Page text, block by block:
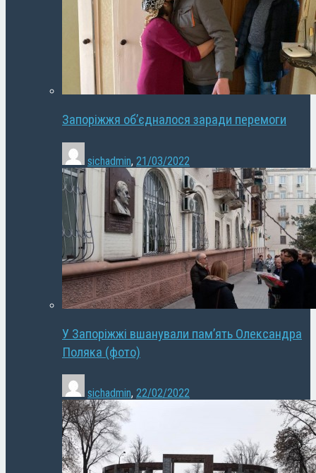
Запоріжжя об’єдналося заради перемоги
sichadmin, 21/03/2022
У Запоріжжі вшанували пам’ять Олександра
Поляка (фото)
sichadmin, 22/02/2022